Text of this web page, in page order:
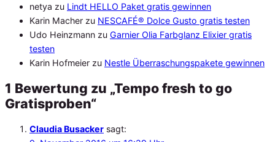
netya zu Lindt HELLO Paket gratis gewinnen
Karin Macher zu NESCAFÉ® Dolce Gusto gratis testen
Udo Heinzmann zu Garnier Olia Farbglanz Elixier gratis
testen
Karin Hofmeier zu Nestle Überraschungspakete gewinnen
1 Bewertung zu „Tempo fresh to go
Gratisproben“
Claudia Busacker sagt: